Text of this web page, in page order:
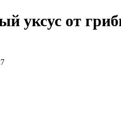
уксус от